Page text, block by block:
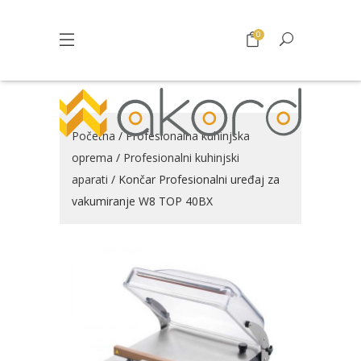
0
Početna /Profesionalna kuhinjska
oprema / Profesionalni kuhinjski
aparati / Končar Profesionalni uređaj za
vakumiranje W8 TOP 40BX